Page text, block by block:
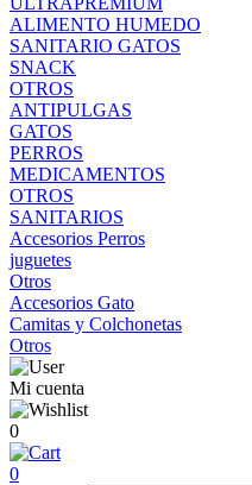
ALIMENTO HUMEDO
SANITARIO GATOS
SNACK
OTROS
ANTIPULGAS
GATOS
PERROS
MEDICAMENTOS
OTROS
SANITARIOS
Accesorios Perros
juguetes
Otros
Accesorios Gato
Camitas y Colchonetas
Otros
Mi cuenta
0
0